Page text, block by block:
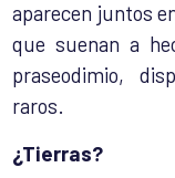
aparecen juntos
que suenan a
praseodimio,
raros.
¿Tierras?